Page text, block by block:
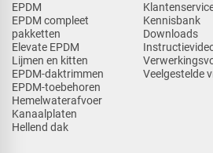
EPDM
EPDM compleet
pakketten
Elevate EPDM
Lijmen en kitten
EPDM-daktrimmen
EPDM-toebehoren
Hemelwaterafvoer
Kanaalplaten
Hellend dak
Kennisbank
Downloads
Veelgestelde